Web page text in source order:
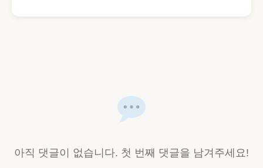
아직 댓글이 없습니다. 첫 번째 댓글을 남겨주세요!